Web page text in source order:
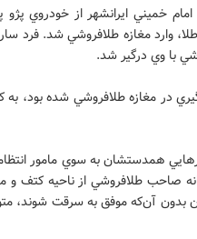
خميني ايرانشهر از خودروي پژو
خريد 16 ميليون تومان طلا، وارد مغازه طلافروشي شد. فرد
با وي درگير شد.
در مغازه طلافروشي شده بود،
همدستشان به سوي مامور
صاحب طلافروشي از ناحيه كتف و
بدون آن‌كه موفق به سرقت شوند،